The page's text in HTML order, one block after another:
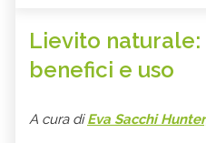
Lievito
benefici e uso
A cura diEva Sacchi